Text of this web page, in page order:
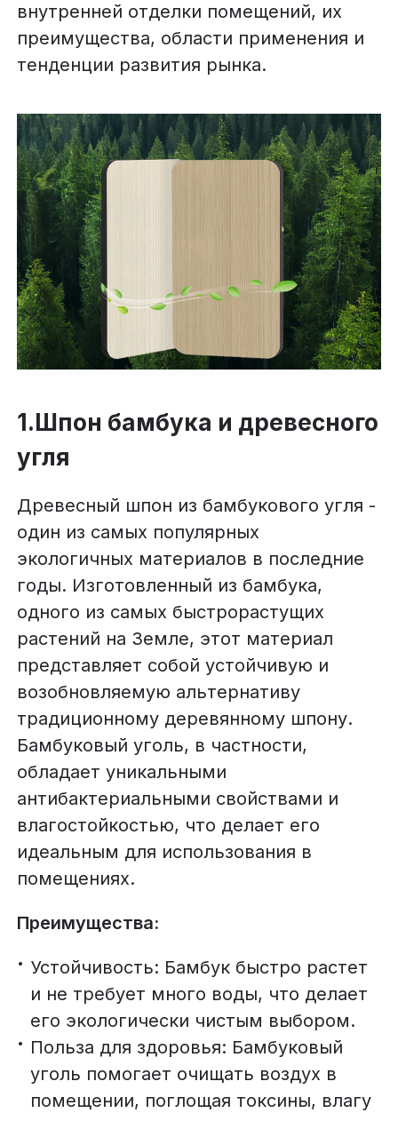
внутренней отделки помещений, их
преимущества, области применения и
тенденции развития рынка.
1.Шпон бамбука и древесного
угля
Древесный шпон из бамбукового угля -
один из самых популярных
экологичных материалов в последние
годы. Изготовленный из бамбука,
одного из самых быстрорастущих
растений на Земле, этот материал
представляет собой устойчивую и
возобновляемую альтернативу
традиционному деревянному шпону.
Бамбуковый уголь, в частности,
обладает уникальными
антибактериальными свойствами и
влагостойкостью, что делает его
идеальным для использования в
помещениях.
Преимущества:
Устойчивость: Бамбук быстро растет
и не требует много воды, что делает
его экологически чистым выбором.
Польза для здоровья: Бамбуковый
уголь помогает очищать воздух в
помещении, поглощая токсины, влагу